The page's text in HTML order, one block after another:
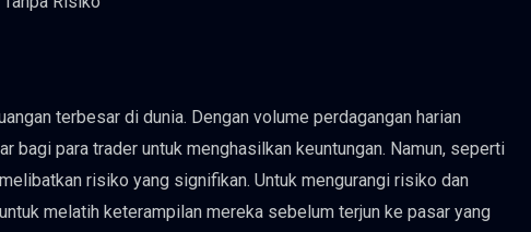
terbesar di dunia. Dengan volume perdagangan harian
bagi para trader untuk menghasilkan keuntungan. Namun, seperti
risiko yang signifikan. Untuk mengurangi risiko dan
melatih keterampilan mereka sebelum terjun ke pasar yang